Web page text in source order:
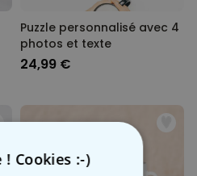
Puzzle personnalisé avec 4
photos et texte
24,99 €
! Cookies :-)